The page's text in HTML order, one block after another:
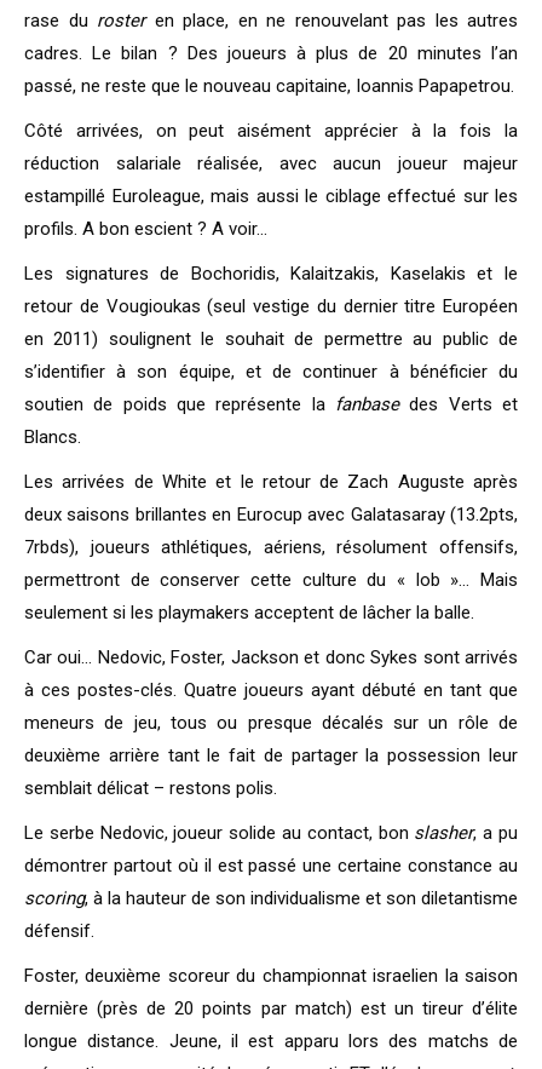
rase du rosteren place, en ne renouvelant pas les autres
cadres. Le bilan ? Des joueurs à plus de 20 minutes l’an
passé, ne reste que le nouveau capitaine, Ioannis Papapetrou.
Côté arrivées, on peut aisément apprécier à la fois la
réduction salariale réalisée, avec aucun joueur majeur
estampillé Euroleague, mais aussi le ciblage effectué sur les
profils. A bon escient ? A voir…
Les signatures de Bochoridis, Kalaitzakis, Kaselakis et le
retour de Vougioukas (seul vestige du dernier titre Européen
en 2011) soulignent le souhait de permettre au public de
s’identifier à son équipe, et de continuer à bénéficier du
soutien de poids que représente la fanbasedes Verts et
Blancs.
Les arrivées de White et le retour de Zach Auguste après
deux saisons brillantes en Eurocup avec Galatasaray (13.2pts,
7rbds), joueurs athlétiques, aériens, résolument offensifs,
permettront de conserver cette culture du « lob »… Mais
seulement si les playmakers acceptent de lâcher la balle.
Car oui… Nedovic, Foster, Jackson et donc Sykes sont arrivés
à ces postes-clés. Quatre joueurs ayant débuté en tant que
meneurs de jeu, tous ou presque décalés sur un rôle de
deuxième arrière tant le fait de partager la possession leur
semblait délicat – restons polis.
Le serbe Nedovic, joueur solide au contact, bon slasher, a pu
démontrer partout où il est passé une certaine constance au
scoring, à la hauteur de son individualisme et son diletantisme
défensif.
Foster, deuxième scoreur du championnat israelien la saison
dernière (près de 20 points par match) est un tireur d’élite
longue distance. Jeune, il est apparu lors des matchs de